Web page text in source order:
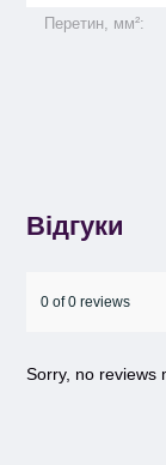
Перетин, мм²:
Відгуки
0 of 0 reviews
Sorry, no reviews